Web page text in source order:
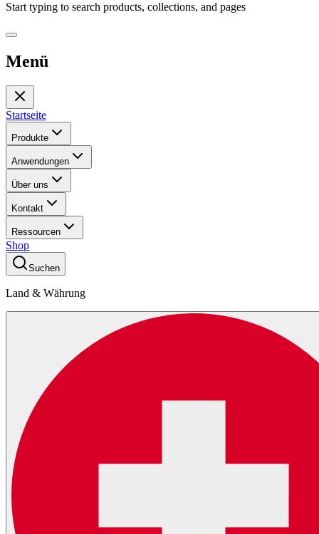
Start typing to search products, collections, and pages
Menü
Startseite
Produkte
Anwendungen
Über uns
Kontakt
Ressourcen
Shop
Suchen
Land & Währung